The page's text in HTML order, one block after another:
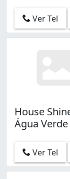
Ver Tel
House
Água
Ver Tel